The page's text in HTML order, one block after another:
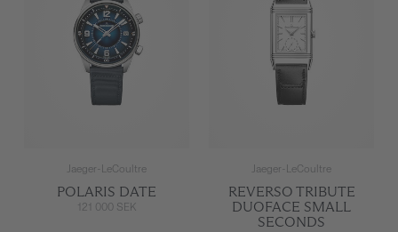
Jaeger-LeCoultre
POLARIS DATE
121 000 SEK
Jaeger-LeCoultre
REVERSO TRIBUTE
DUOFACE SMALL
SECONDS